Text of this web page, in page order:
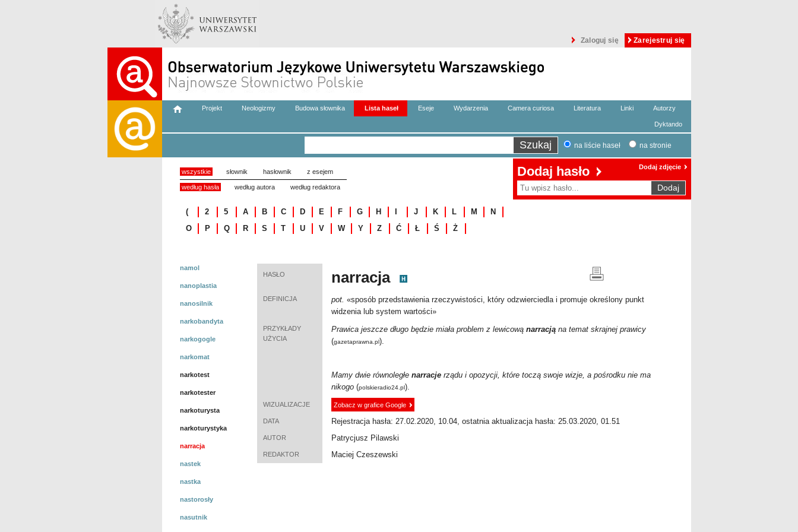
Zaloguj się Zarejestruj się
Projekt Neologizmy Budowa słownika Lista haseł Eseje Wydarzenia Camera curiosa Literatura Linki Autorzy
Dyktando
na liście haseł na stronie
wszystkie słownik hasłownik z esejem
według hasła według autora według redaktora
( 2 5 A B C D E F G H J K L M
N
O
P Q R S T U V W Y Z Ć Ł Ś Ż
Dodaj hasło Dodaj zdjęcie
namol
nanoplastia
nanosilnik
narkobandyta
narkogogle
narkomat
narkotest
narkotester
narkoturysta
narkoturystyka
narracja
nastek
nastka
nastorosły
nasutnik
HASŁO narracja
DEFINICJA pot. «sposób przedstawienia rzeczywistości, który odzwierciedla i promuje określony punkt
widzenia lub system wartości»
PRZYKŁADY
UŻYCIA
Prawica jeszcze długo będzie miała problem z lewicową narracjąna temat skrajnej prawicy
(gazetaprawna.pl).
Mamy dwie równoległe narracjerządu i opozycji, które toczą swoje wizje, a pośrodku nie ma
nikogo(polskieradio24.pl).
WIZUALIZACJE Zobacz w grafice Google
DATA Rejestracja hasła: 27.02.2020, 10.04, ostatnia aktualizacja hasła: 25.03.2020, 01.51
AUTOR Patrycjusz Pilawski
REDAKTOR Maciej Czeszewski